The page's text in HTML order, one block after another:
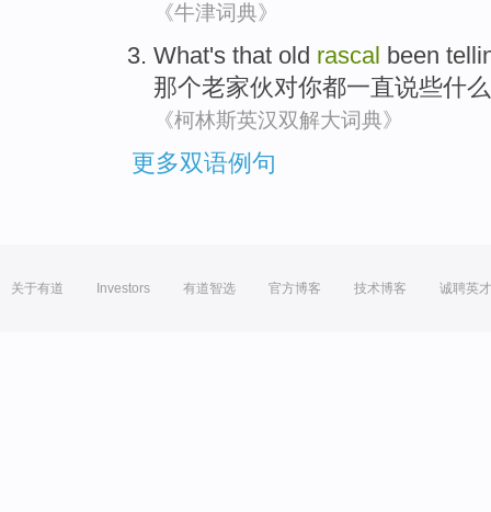
《牛津词典》
What's that old rascal been
那个老家伙对你都一直说些什么
《柯林斯英汉双解大词典》
更多双语例句
关于有道 Investors 有道智选 官方博客 技术博客 诚聘英才